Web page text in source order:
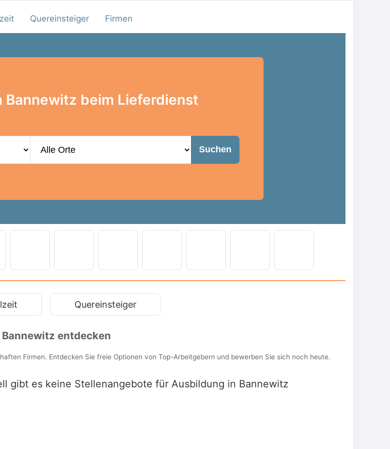
Quereinsteiger Firmen
Bannewitz beim Lieferdienst
Suchen
Quereinsteiger
entdecken
Firmen. Entdecken Sie freie Optionen von Top-Arbeitgebern und bewerben Sie sich noch heute.
gibt es keine Stellenangebote für Ausbildung in Bannewitz